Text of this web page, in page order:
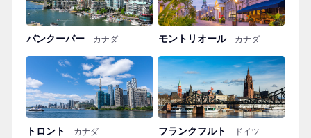
バンクーバー カナダ モントリオール カナダ
トロント カナダ フランクフルト ドイツ